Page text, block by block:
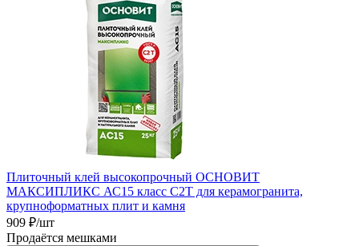
Плиточный клей высокопрочный ОСНОВИТ
МАКСИПЛИКС АС15 класс C2T для керамогранита,
крупноформатных плит и камня
909 ₽/шт
Продаётся мешками